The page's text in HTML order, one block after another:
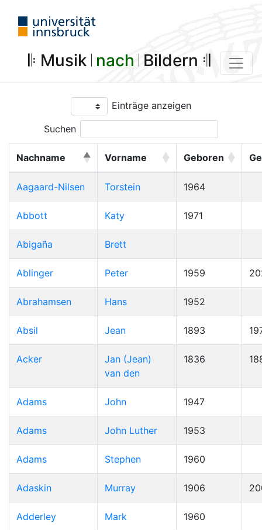
𝄆 Musik 𝄀 nach 𝄀 Bildern 𝄇
Einträge anzeigen
Suchen
Nachname Vorname Geboren
Aagaard-Nilsen Torstein 1964
Abbott Katy 1971
Abigaña Brett
Ablinger Peter 1959
Abrahamsen Hans 1952
Absil Jean 1893
Acker
Jan (Jean)
van den
1836
Adams John 1947
Adams John Luther 1953
Adams Stephen 1960
Adaskin Murray 1906
Adderley Mark 1960